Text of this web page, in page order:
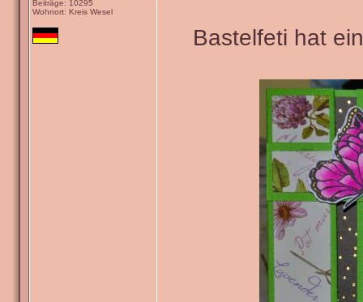
Beiträge: 10295
Wohnort: Kreis Wesel
Bastelfeti hat